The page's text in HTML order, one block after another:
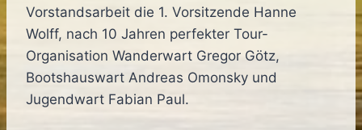
Vorstandsarbeit die 1. Vorsitzende Hanne
Wolff, nach 10 Jahren perfekter Tour-
Organisation Wanderwart Gregor Götz,
Bootshauswart Andreas Omonsky und
Jugendwart Fabian Paul.